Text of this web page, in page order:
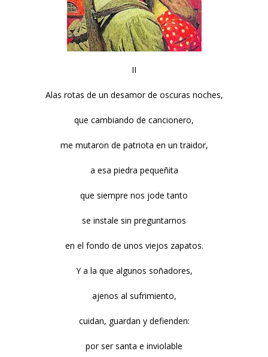
II
Alas rotas de un desamor de oscuras noches,
que cambiando de cancionero,
me mutaron de patriota en un traidor,
a esa piedra pequeñita
que siempre nos jode tanto
se instale sin preguntarnos
en el fondo de unos viejos zapatos.
Y a la que algunos soñadores,
ajenos al sufrimiento,
cuidan, guardan y defienden:
por ser santa e inviolable